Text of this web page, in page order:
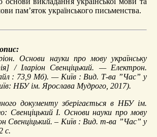
пам’яток українського письменства.
Основи науки про мову українську
/ Іларіон Свенціцький. — Електрон.
: 73,9 Мб). — Київ : Вид. Т-ва ”Час” у
НБУ ім. Ярослава Мудрого, 2017).
документу зберігається в НБУ ім.
Свенціцький І. Основи науки про мову
Свенціцький. – Київ : Вид. т-ва ”Час” у
с.